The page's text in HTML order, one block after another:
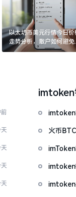
以太坊币美元行情今日价
走势分析，散户如何避免
涨杀跌被套牢
imtoken
火币
imtoken
imtoken